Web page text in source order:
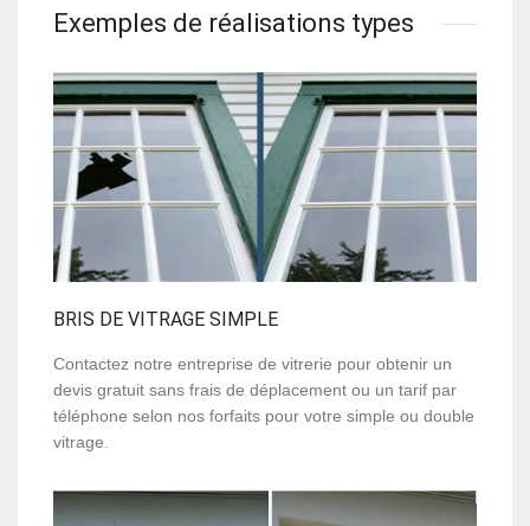
Exemples de réalisations types
BRIS DE VITRAGE SIMPLE
Contactez notre entreprise de vitrerie pour obtenir un
devis gratuit sans frais de déplacement ou un tarif par
téléphone selon nos forfaits pour votre simple ou double
vitrage.